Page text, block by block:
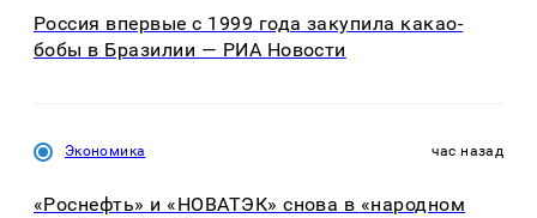
Россия впервые с 1999 года закупила какао-
бобы в Бразилии — РИА Новости
Экономика час назад
«Роснефть» и «НОВАТЭК» снова в «народном